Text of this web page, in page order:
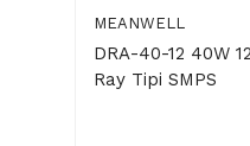
MEANWELL
DRA-40-12 40W
Ray Tipi SMPS